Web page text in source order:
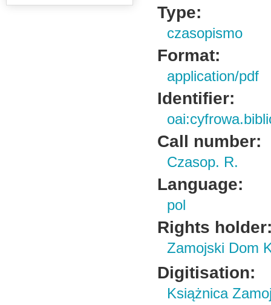
Type:
czasopismo
Format:
application/pdf
Identifier:
Call number:
Czasop. R.
Language:
pol
Rights
Zamojski Dom
Digitisation:
Książnica